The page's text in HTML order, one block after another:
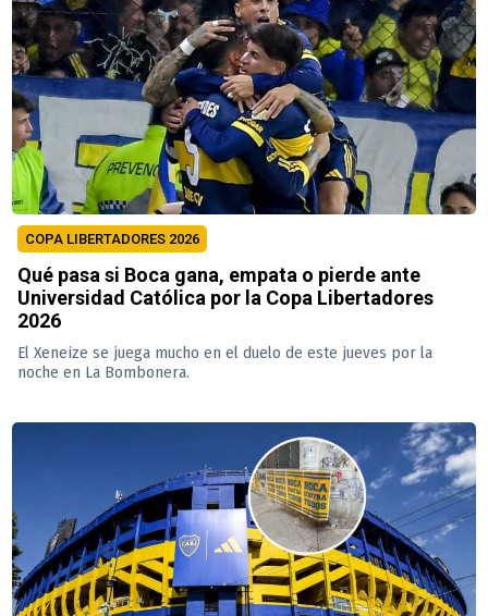
COPA LIBERTADORES 2026
Qué pasa si Boca gana, empata o pierde ante
Universidad Católica por la Copa Libertadores
2026
El Xeneize se juega mucho en el duelo de este jueves por la
noche en La Bombonera.